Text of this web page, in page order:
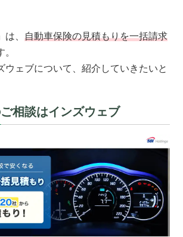
は、自動車保険の見積もりを一括請求
。
ウェブについて、紹介していきたいと
相談はインズウェブ